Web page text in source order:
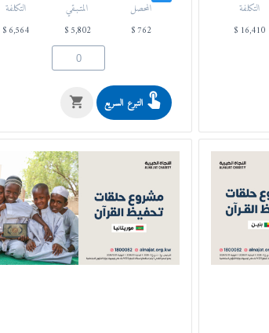
التكلفة
16,410
$
المحصل
762
$
المتـبـقي
5,802
$
التكلفة
6,564
$
التبرع السريع